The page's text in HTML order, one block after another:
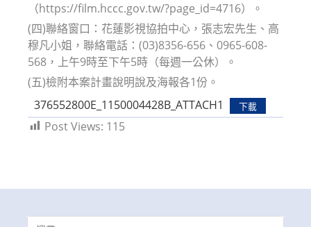
（https://film.hccc.gov.tw/?page_id=4716）。
(四)聯絡窗口：花蓮影視協拍中心，張志宏先生、高
穆凡小姐，聯絡電話：(03)8356-656、0965-608-
568，上午9時至下午5時（每週一公休）。
(五)檢附本案計畫說明說及海報各1份。
376552800E_1150004428B_ATTACH1
下載
Post Views: 115
Search